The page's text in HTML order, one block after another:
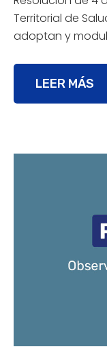
Territorial de
adoptan y
LEER MÁS